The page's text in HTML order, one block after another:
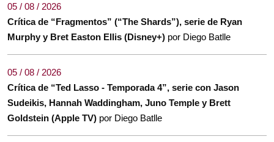
05 / 08 / 2026
Crítica de “Fragmentos” (“The Shards”), serie de Ryan
Murphy y Bret Easton Ellis (Disney+) por Diego Batlle
05 / 08 / 2026
Crítica de “Ted Lasso - Temporada 4”, serie con Jason
Sudeikis, Hannah Waddingham, Juno Temple y Brett
Goldstein (Apple TV) por Diego Batlle